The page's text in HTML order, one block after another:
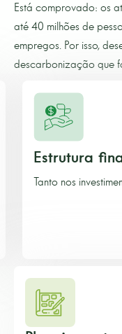
Está comprovado: os
até 40 milhões de
empregos. Por isso,
descarbonização que
Estrutura
Tanto nos